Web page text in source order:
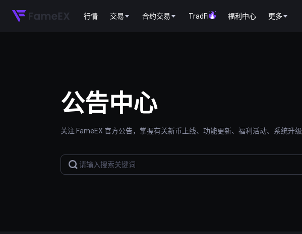
行情 交易 合约交易 TradFi 福利中心 更多
公告中心
关注 FameEX 官方公告，掌握有关新币上线、功能更新、福利活动、系统升级